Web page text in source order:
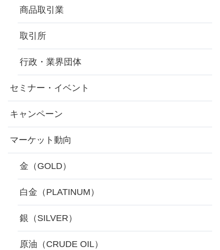
商品取引業
取引所
行政・業界団体
セミナー・イベント
キャンペーン
マーケット動向
金（GOLD）
白金（PLATINUM）
銀（SILVER）
原油（CRUDE OIL）